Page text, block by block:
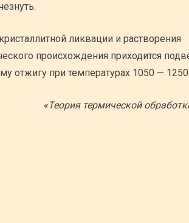
ликвации и растворения
происхождения приходится
отжигу при температурах 1050 — 1250
«Теория термической